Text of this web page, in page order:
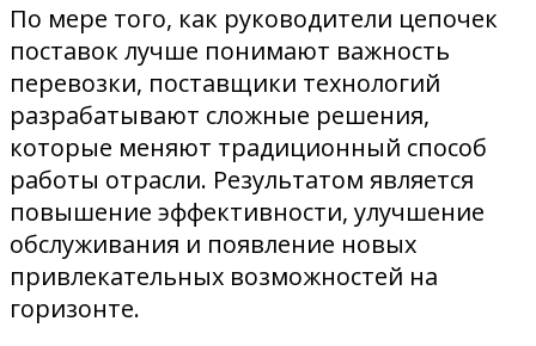
По мере того, как руководители цепочек
поставок лучше понимают важность
перевозки, поставщики технологий
разрабатывают сложные решения,
которые меняют традиционный способ
работы отрасли. Результатом является
повышение эффективности, улучшение
обслуживания и появление новых
привлекательных возможностей на
горизонте.